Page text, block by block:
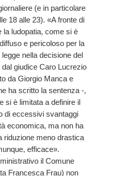
(e in particolare
18 alle 23). «A fronte di
la ludopatia, come si è
e pericoloso per la
nella decisione del
giudice Caro Lucrezio
da Giorgio Manca e
ha scritto la sentenza -,
si è limitata a definire il
di eccessivi svantaggi
economica, ma non ha
riduzione meno drastica
efficace».
il Comune
Francesca Frau) non